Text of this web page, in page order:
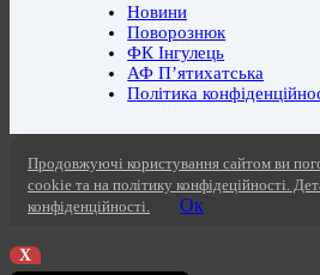
Новини
Поворознюк
ФК Інгулець
АФ П’ятихатська
Політика
Продовжуючі користування сайтом ви
cookie та на політику конфідеційності.
конфіденційності.
Ок
X